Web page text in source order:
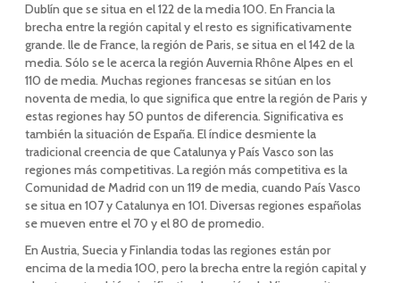
Dublín que se situa en el 122 de la media 100. En Francia la
brecha entre la región capital y el resto es significativamente
grande. lle de France, la región de Paris, se situa en el 142 de la
media. Sólo se le acerca la región Auvernia Rhône Alpes en el
110 de media. Muchas regiones francesas se sitúan en los
noventa de media, lo que significa que entre la región de Paris y
estas regiones hay 50 puntos de diferencia. Significativa es
también la situación de España. El índice desmiente la
tradicional creencia de que Catalunya y País Vasco son las
regiones más competitivas. La región más competitiva es la
Comunidad de Madrid con un 119 de media, cuando País Vasco
se situa en 107 y Catalunya en 101. Diversas regiones españolas
se mueven entre el 70 y el 80 de promedio.
En Austria, Suecia y Finlandia todas las regiones están por
encima de la media 100, pero la brecha entre la región capital y